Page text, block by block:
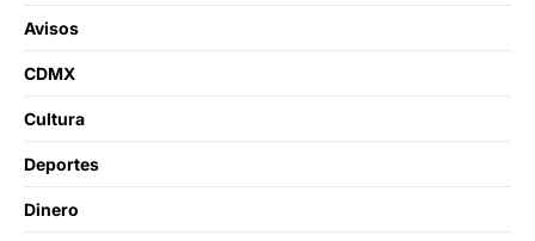
Avisos
CDMX
Cultura
Deportes
Dinero